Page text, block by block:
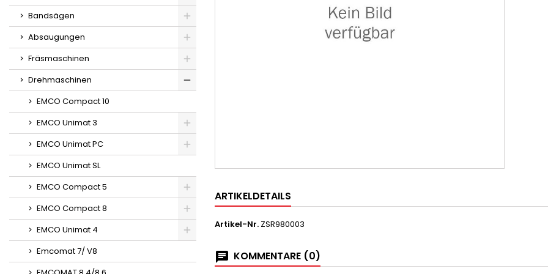
Bandsägen
Absaugungen
Fräsmaschinen
Drehmaschinen
EMCO Compact 10
EMCO Unimat 3
EMCO Unimat PC
EMCO Unimat SL
EMCO Compact 5
EMCO Compact 8
EMCO Unimat 4
Emcomat 7/ V8
ARTIKELDETAILS
Artikel-Nr. ZSR980003
KOMMENTARE (0)